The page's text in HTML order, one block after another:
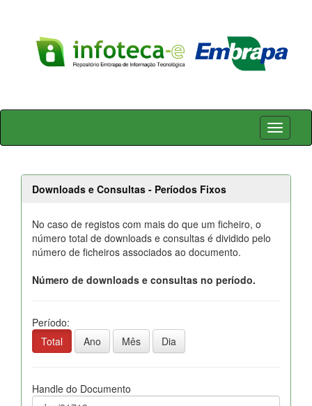
Skip
Downloads e Consultas - Períodos Fixos
No caso de registos com mais do que um ficheiro, o
número total de downloads e consultas é dividido pelo
número de ficheiros associados ao documento.
Número de downloads e consultas no período.
Período:
Total
Ano Mês Dia
Handle do Documento